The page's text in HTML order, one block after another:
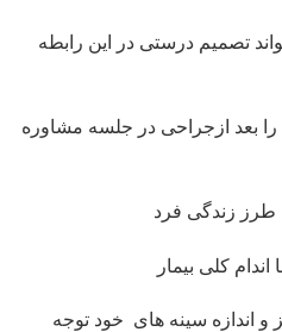
تصمیم درستی در این رابطه
را بعد ازجراحی در جلسه مشاوره
طرز زندگی فرد
کلی بیمار
و اندازه سینه های خود توجه